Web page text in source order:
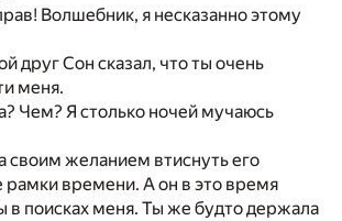
Волшебник, я несказанно этому
друг Сон сказал, что ты очень
меня.
Чем? Я столько ночей мучаюсь
желанием втиснуть его
рамки времени. А он в это время
в поисках меня. Ты же будто держала